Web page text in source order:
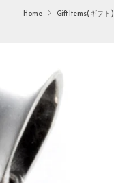
Home Gift Items(ギフト)